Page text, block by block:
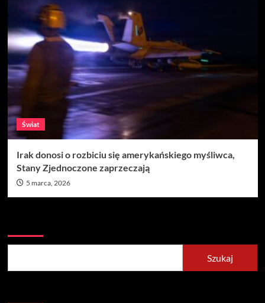
Świat
Irak donosi o rozbiciu się amerykańskiego myśliwca,
Stany Zjednoczone zaprzeczają
5 marca, 2026
Szukaj